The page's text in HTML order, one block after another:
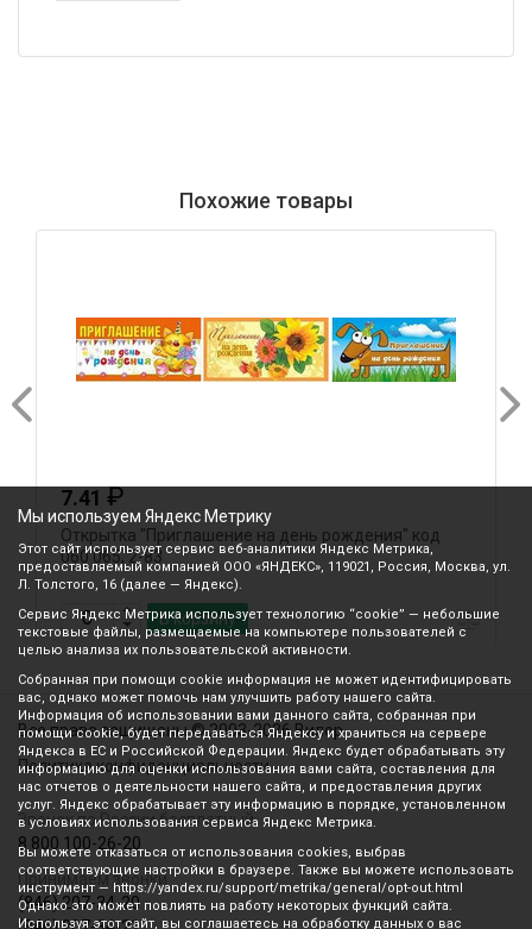
Похожие товары
7.41 ₽
Открытка "Приглашение на день рождения" код
060 065, 2-83
В корзину
Все права защищены © 2003-2026 Вилор
Политика конфиденциальности
Звонок по России бесплатный
8 800 100-26-20
Принимаем звонки
(846) 207-34-20
Мы используем Яндекс Метрику
Этот сайт использует сервис веб-аналитики Яндекс Метрика,
предоставляемый компанией ООО «ЯНДЕКС», 119021, Россия, Москва, ул.
Л. Толстого, 16 (далее — Яндекс).
Сервис Яндекс Метрика использует технологию “cookie” — небольшие
текстовые файлы, размещаемые на компьютере пользователей с
целью анализа их пользовательской активности.
Собранная при помощи cookie информация не может идентифицировать
вас, однако может помочь нам улучшить работу нашего сайта.
Информация об использовании вами данного сайта, собранная при
помощи cookie, будет передаваться Яндексу и храниться на сервере
Яндекса в ЕС и Российской Федерации. Яндекс будет обрабатывать эту
информацию для оценки использования вами сайта, составления для
нас отчетов о деятельности нашего сайта, и предоставления других
услуг. Яндекс обрабатывает эту информацию в порядке, установленном
в условиях использования сервиса Яндекс Метрика.
Вы можете отказаться от использования cookies, выбрав
соответствующие настройки в браузере. Также вы можете использовать
инструмент — https://yandex.ru/support/metrika/general/opt-out.html
Однако это может повлиять на работу некоторых функций сайта.
Используя этот сайт, вы соглашаетесь на обработку данных о вас